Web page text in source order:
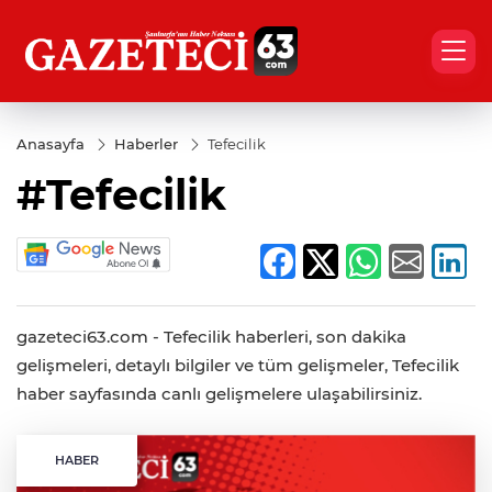
Anasayfa Haberler Tefecilik
#Tefecilik
gazeteci63.com - Tefecilik haberleri, son dakika
gelişmeleri, detaylı bilgiler ve tüm gelişmeler, Tefecilik
haber sayfasında canlı gelişmelere ulaşabilirsiniz.
HABER